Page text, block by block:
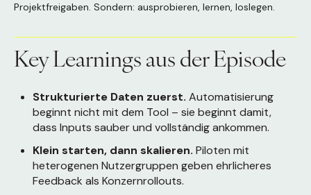
Projektfreigaben. Sondern: ausprobieren, lernen, loslegen.
Key Learnings aus der Episode
Strukturierte Daten zuerst. Automatisierung
beginnt nicht mit dem Tool – sie beginnt damit,
dass Inputs sauber und vollständig ankommen.
Klein starten, dann skalieren. Piloten mit
heterogenen Nutzergruppen geben ehrlicheres
Feedback als Konzernrollouts.